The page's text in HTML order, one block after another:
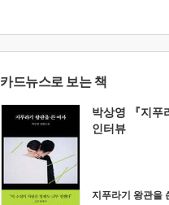
카드뉴스로 보는 책
박상영 『지푸
인터뷰
지푸라기 왕관을